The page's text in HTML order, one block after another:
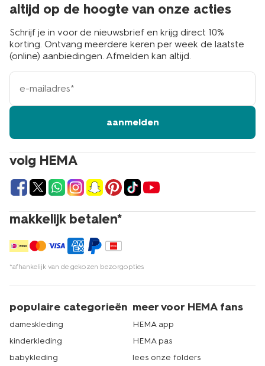
volg HEMA
makkelijk betalen*
*afhankelijk van de gekozen bezorgopties
altijd op de hoogte van onze acties
Schrijf je in voor de nieuwsbrief en krijg direct 10%
korting. Ontvang meerdere keren per week de laatste
(online) aanbiedingen. Afmelden kan altijd.
e-
mailadres
aanmelden
populaire categorieën
dameskleding
kinderkleding
babykleding
meer voor HEMA fans
HEMA app
HEMA pas
lees onze folders